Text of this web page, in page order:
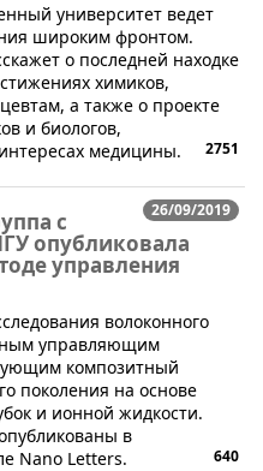
университет ведет
широким фронтом.
о последней находке
химиков,
а также о проекте
и биологов,
медицины.
2751
26/09/2019
с
опубликовала
управления
волоконного
управляющим
композитный
поколения на основе
и ионной жидкости.
в
Nano Letters.
640